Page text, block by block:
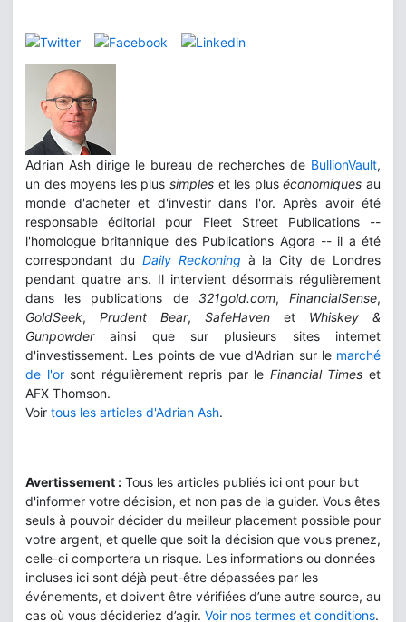
Adrian Ash dirige le bureau de recherches de BullionVault,
un des moyens les plus simples et les pluséconomiquesau
monde d'acheter et d'investir dans l'or. Après avoir été
responsable éditorial pour Fleet Street Publications --
l'homologue britannique des Publications Agora -- il a été
correspondant du Daily Reckoning à la City de Londres
pendant quatre ans. Il intervient désormais régulièrement
dans les publications de 321gold.com,FinancialSense,
GoldSeek, Prudent Bear, SafeHaven et Whiskey &
Gunpowderainsi que sur plusieurs sites internet
d'investissement. Les points de vue d'Adrian sur le marché
de l'orsont régulièrement repris par le Financial Times et
AFX Thomson.
Voir tous les articles d'Adrian Ash.
Avertissement : Tous les articles publiés ici ont pour but
d'informer votre décision, et non pas de la guider. Vous êtes
seuls à pouvoir décider du meilleur placement possible pour
votre argent, et quelle que soit la décision que vous prenez,
celle-ci comportera un risque. Les informations ou données
incluses ici sont déjà peut-être dépassées par les
événements, et doivent être vérifiées d’une autre source, au
cas où vous décideriez d’agir. Voir nos termes et conditions.